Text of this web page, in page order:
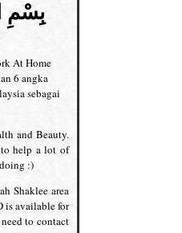
بِسْمِ
At Home
6 angka
sebagai
and Beauty.
help a lot of
:)
Shaklee area
is available for
to contact